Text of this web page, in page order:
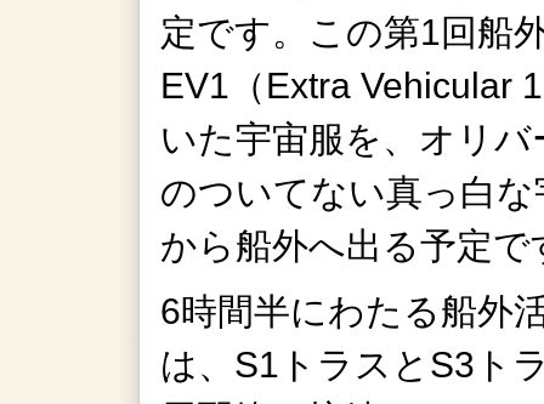
定です。この第1回船
EV1（Extra Vehicular
いた宇宙服を、オリ
のついてない真っ白
から船外へ出る予定で
6時間半にわたる船外
は、S1トラスとS3ト